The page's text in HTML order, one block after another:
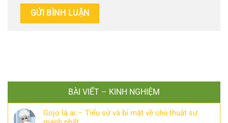
BÀI VIẾT – KINH NGHIỆM
Gojo là ai – Tiểu sử và bí mật về chú thuật sư